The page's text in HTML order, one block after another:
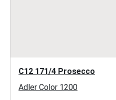
C12 171/4 Prosecco
Adler Color 1200